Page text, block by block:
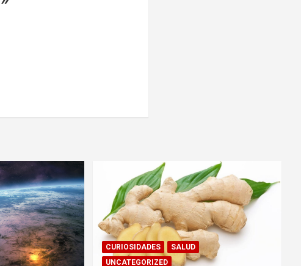
CURIOSIDADES
SALUD
UNCATEGORIZED